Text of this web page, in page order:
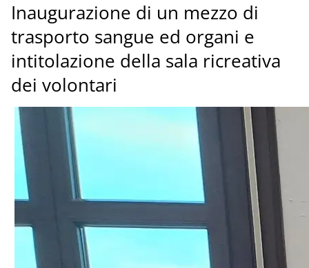
Inaugurazione di un mezzo di
trasporto sangue ed organi e
intitolazione della sala ricreativa
dei volontari